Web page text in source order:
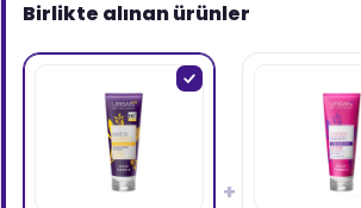
Birlikte alınan ürünler
+